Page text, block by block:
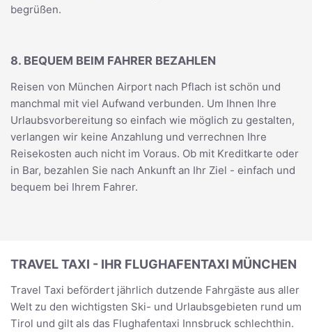
begrüßen.
8. BEQUEM BEIM FAHRER BEZAHLEN
Reisen von München Airport nach Pflach ist schön und
manchmal mit viel Aufwand verbunden. Um Ihnen Ihre
Urlaubsvorbereitung so einfach wie möglich zu gestalten,
verlangen wir keine Anzahlung und verrechnen Ihre
Reisekosten auch nicht im Voraus. Ob mit Kreditkarte oder
in Bar, bezahlen Sie nach Ankunft an Ihr Ziel - einfach und
bequem bei Ihrem Fahrer.
TRAVEL TAXI - IHR FLUGHAFENTAXI MÜNCHEN
Travel Taxi befördert jährlich dutzende Fahrgäste aus aller
Welt zu den wichtigsten Ski- und Urlaubsgebieten rund um
Tirol und gilt als das Flughafentaxi Innsbruck schlechthin.